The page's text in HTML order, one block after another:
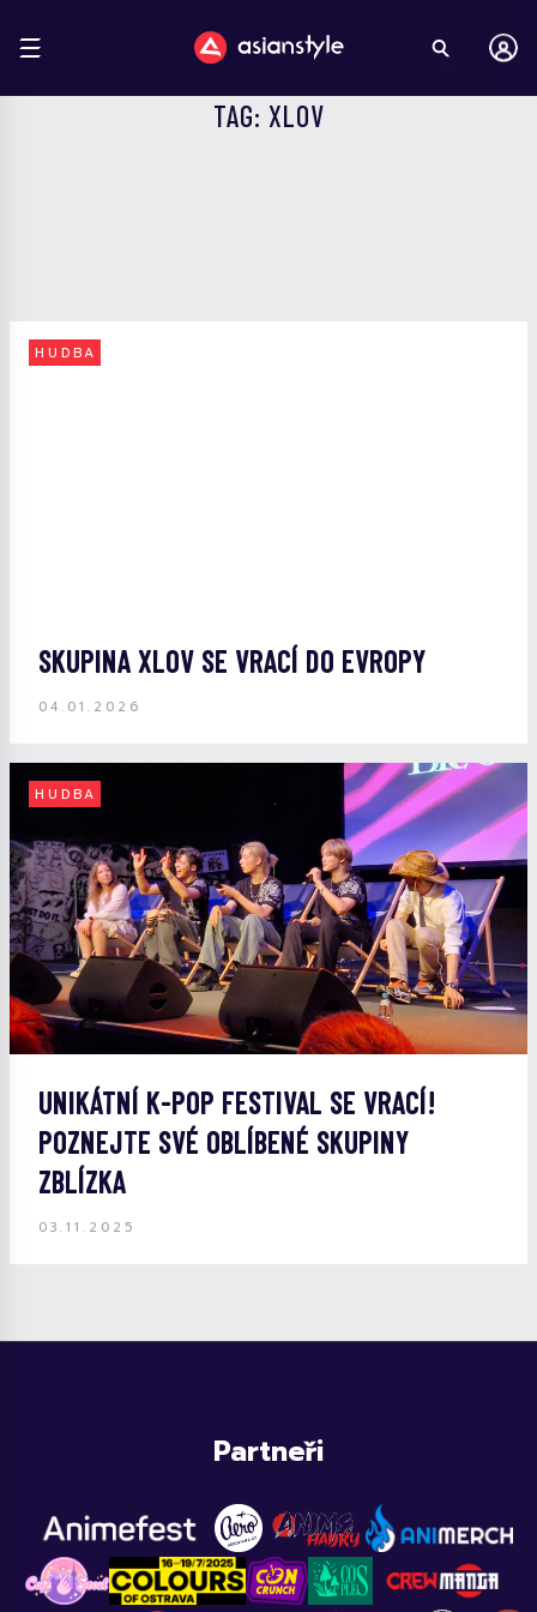
TAG: XLOV
HUDBA
SKUPINA XLOV SE VRACÍ DO EVROPY
04.01.2026
HUDBA
UNIKÁTNÍ K-POP FESTIVAL SE VRACÍ!
POZNEJTE SVÉ OBLÍBENÉ SKUPINY
ZBLÍZKA
03.11.2025
Partneři